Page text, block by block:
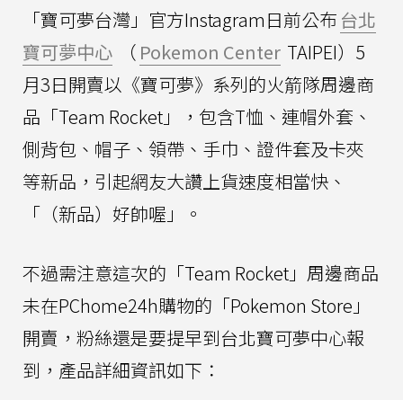
「寶可夢台灣」官方Instagram日前公布 台北
寶可夢中心
（ Pokemon Center TAIPEI）5
月3日開賣以《寶可夢》系列的火箭隊周邊商
品「Team Rocket」，包含T恤、連帽外套、
側背包、帽子、領帶、手巾、證件套及卡夾
等新品，引起網友大讚上貨速度相當快、
「（新品）好帥喔」。
不過需注意這次的「Team Rocket」周邊商品
未在PChome24h購物的「Pokemon Store」
開賣，粉絲還是要提早到台北寶可夢中心報
到，產品詳細資訊如下：